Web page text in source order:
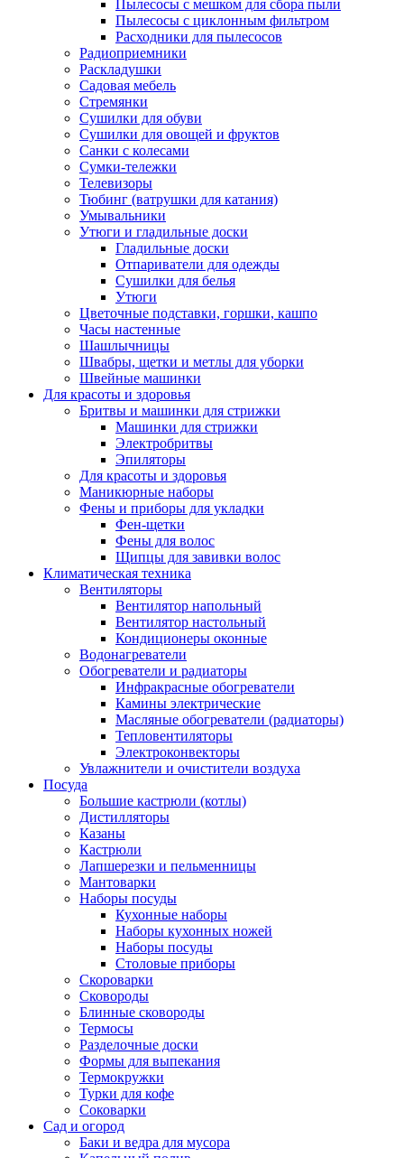
Пылесосы с мешком для сбора пыли
Пылесосы с циклонным фильтром
Расходники для пылесосов
Радиоприемники
Раскладушки
Садовая мебель
Стремянки
Сушилки для обуви
Сушилки для овощей и фруктов
Санки с колесами
Сумки-тележки
Телевизоры
Тюбинг (ватрушки для катания)
Умывальники
Утюги и гладильные доски
Гладильные доски
Отпариватели для одежды
Сушилки для белья
Утюги
Цветочные подставки, горшки, кашпо
Часы настенные
Шашлычницы
Швабры, щетки и метлы для уборки
Швейные машинки
Для красоты и здоровья
Бритвы и машинки для стрижки
Машинки для стрижки
Электробритвы
Эпиляторы
Для красоты и здоровья
Маникюрные наборы
Фены и приборы для укладки
Фен-щетки
Фены для волос
Щипцы для завивки волос
Климатическая техника
Вентиляторы
Вентилятор напольный
Вентилятор настольный
Кондиционеры оконные
Водонагреватели
Обогреватели и радиаторы
Инфракрасные обогреватели
Камины электрические
Масляные обогреватели (радиаторы)
Тепловентиляторы
Электроконвекторы
Увлажнители и очистители воздуха
Посуда
Большие кастрюли (котлы)
Дистилляторы
Казаны
Кастрюли
Лапшерезки и пельменницы
Мантоварки
Наборы посуды
Кухонные наборы
Наборы кухонных ножей
Наборы посуды
Столовые приборы
Скороварки
Сковороды
Блинные сковороды
Термосы
Разделочные доски
Формы для выпекания
Термокружки
Турки для кофе
Соковарки
Сад и огород
Баки и ведра для мусора